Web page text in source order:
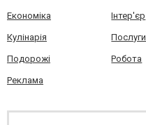
Економіка Інтер'єр
Кулінарія Послуги
Подорожі Робота
Реклама